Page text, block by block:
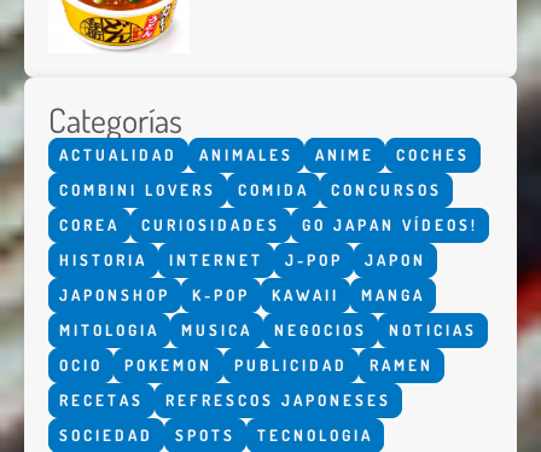
Categorías
ACTUALIDAD ANIMALES ANIME
COCHES
COMBINI LOVERS
COMIDA
CONCURSOS
COREA
CURIOSIDADES
GO JAPAN VÍDEOS!
HISTORIA
INTERNET J-POP
JAPON
JAPONSHOP
K-POP KAWAII
MANGA
MITOLOGIA
MUSICA NEGOCIOS
NOTICIAS
OCIO
POKEMON PUBLICIDAD
RAMEN
RECETAS
REFRESCOS JAPONESES
SOCIEDAD
SPOTS TECNOLOGIA